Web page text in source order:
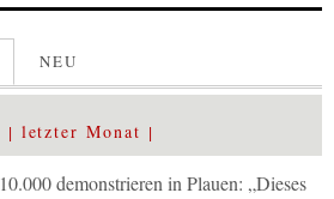
NEU
letzter Monat
10.000 demonstrieren in Plauen: „Dieses